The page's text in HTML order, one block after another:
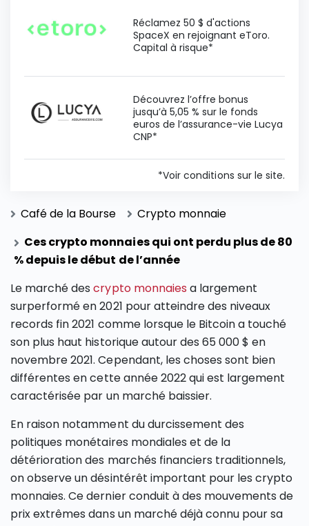
Réclamez 50 $ d'actions
SpaceX en rejoignant eToro.
Capital à risque*
Découvrez l’offre bonus
jusqu’à 5,05 % sur le fonds
euros de l’assurance-vie Lucya
CNP*
*Voir conditions sur le site.
Café de la Bourse
Crypto monnaie
Ces crypto monnaies qui ont perdu plus de 80
% depuis le début de l’année
Le marché descrypto monnaies a largement
surperformé en 2021 pour atteindre des niveaux
records fin 2021 comme lorsque le Bitcoin a touché
son plus haut historique autour des 65 000 $ en
novembre 2021. Cependant, les choses sont bien
différentes en cette année 2022 qui est largement
caractérisée par un marché baissier.
En raison notamment du durcissement des
politiques monétaires mondiales et de la
détérioration des marchés financiers traditionnels,
on observe un désintérêt important pour les crypto
monnaies. Ce dernier conduit à des mouvements de
prix extrêmes dans un marché déjà connu pour sa